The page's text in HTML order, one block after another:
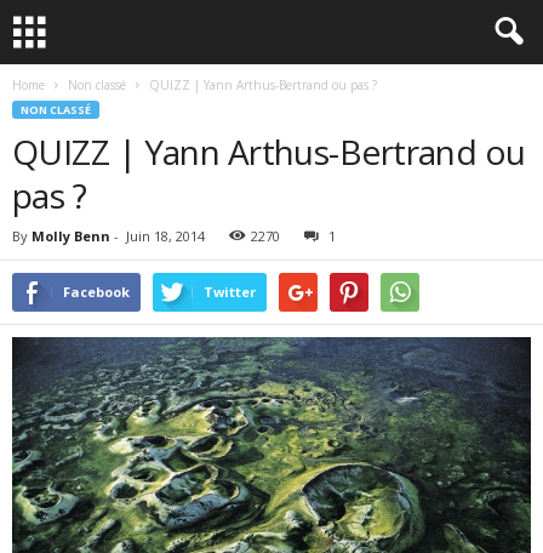
Home Non classé QUIZZ | Yann Arthus-Bertrand ou pas ?
NON CLASSÉ
QUIZZ | Yann Arthus-Bertrand ou
pas ?
By Molly Benn - Juin 18, 2014 2270 1
Facebook Twitter